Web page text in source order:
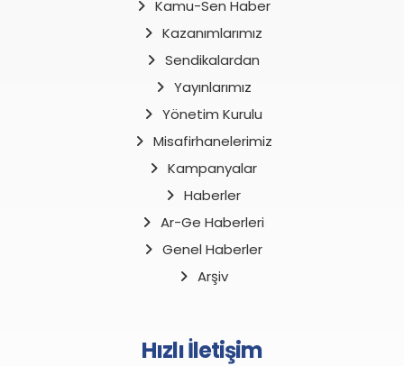
Kamu-Sen Haber
Kazanımlarımız
Sendikalardan
Yayınlarımız
Yönetim Kurulu
Misafirhanelerimiz
Kampanyalar
Haberler
Ar-Ge Haberleri
Genel Haberler
Arşiv
Hızlı İletişim